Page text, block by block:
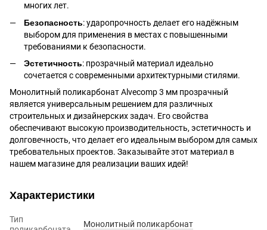
многих лет.
Безопасность: ударопрочность делает его надёжным
выбором для применения в местах с повышенными
требованиями к безопасности.
Эстетичность: прозрачный материал идеально
сочетается с современными архитектурными стилями.
Монолитный поликарбонат Alvecomp 3 мм прозрачный
является универсальным решением для различных
строительных и дизайнерских задач. Его свойства
обеспечивают высокую производительность, эстетичность и
долговечность, что делает его идеальным выбором для самых
требовательных проектов. Заказывайте этот материал в
нашем магазине для реализации ваших идей!
Характеристики
Тип
Монолитный поликарбонат